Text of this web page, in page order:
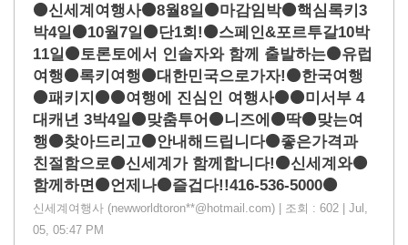
⚫신세계여행사⚫8월8일⚫마감임박⚫핵심록키3
박4일⚫10월7일⚫단1회!⚫스페인&포르투갈10박
11일⚫토론토에서 인솔자와 함께 출발하는⚫유럽
여행⚫록키여행⚫대한민국으로가자!⚫한국여행
⚫패키지⚫⚫여행에 진심인 여행사⚫⚫미서부 4
대캐년 3박4일⚫맞춤투어⚫니즈에⚫딱⚫맞는여
행⚫찾아드리고⚫안내해드립니다⚫좋은가격과
친절함으로⚫신세계가 함께합니다!⚫신세계와⚫
함께하면⚫언제나⚫즐겁다!!416-536-5000⚫
신세계여행사 (newworldtoron**@hotmail.com) | 조회 : 602 | Jul,
05, 05:47 PM